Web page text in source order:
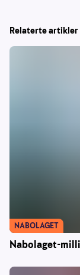
Relaterte artikler
Nabolaget-
NABOLAGET